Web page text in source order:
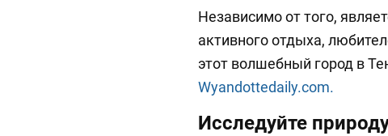
Независимо от того,
активного отдыха,
этот волшебный город в
Wyandottedaily.com.
Исследуйте